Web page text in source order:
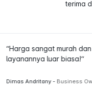
terima
“Harga sangat murah
layanannya luar biasa!“
Dimas Andritany - Business